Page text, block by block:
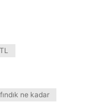
ne kadar